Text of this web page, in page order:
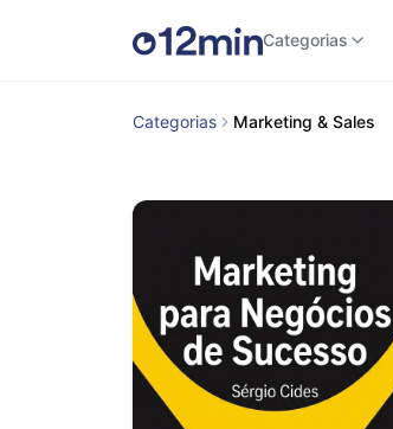
Categorias
Categorias Marketing & Sales